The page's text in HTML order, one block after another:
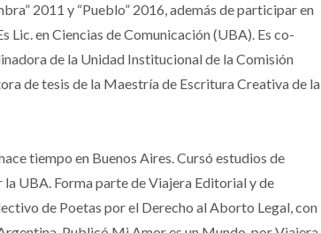
2011 y “Pueblo” 2016, además de participar en
en Ciencias de Comunicación (UBA). Es co-
de la Unidad Institucional de la Comisión
de tesis de la Maestría de Escritura Creativa de la
tiempo en Buenos Aires. Cursó estudios de
UBA. Forma parte de Viajera Editorial y de
de Poetas por el Derecho al Aborto Legal, con